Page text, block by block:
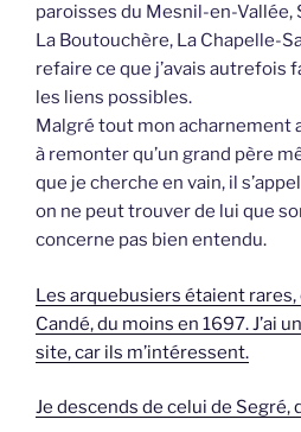
paroisses du Mesnil-en-
La Boutouchère, La Chapelle-
refaire ce que j’avais autrefois
les liens possibles.
Malgré tout mon acharnement
à remonter qu’un grand père
que je cherche en vain, il
on ne peut trouver de lui que
concerne pas bien entendu.
Les arquebusiers étaient rares,
Candé, du moins en 1697. J’ai
site, car ils m’intéressent.
Je descends de celui de Segré,